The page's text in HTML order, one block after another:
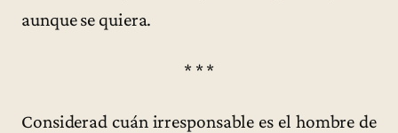
aunque se quiera.
* * *
Considerad cuán irresponsable es el hombre de